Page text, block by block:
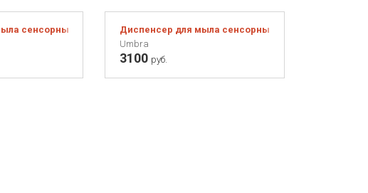
сенсорный Otto красныйДиспенсер для мыла сенсорный FINCH белый
Umbra
3100 руб.